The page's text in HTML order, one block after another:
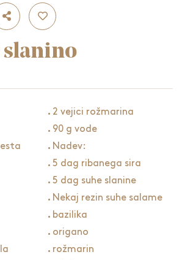
slanino
2 vejici rožmarina
90 g vode
Nadev:
5 dag ribanega sira
5 dag suhe slanine
Nekaj rezin suhe salame
bazilika
origano
rožmarin